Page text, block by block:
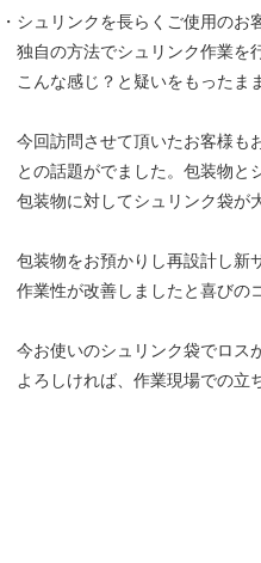
・シュリンクを長らくご使用のお
独自の方法でシュリンク作業を
こんな感じ？と疑いをもったま
今回訪問させて頂いたお客様も
との話題がでました。包装物と
包装物に対してシュリンク袋が
包装物をお預かりし再設計し新
作業性が改善しましたと喜びの
今お使いのシュリンク袋でロス
よろしければ、作業現場での立